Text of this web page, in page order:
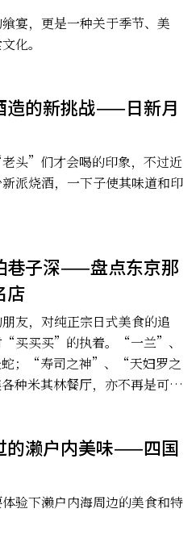
宴，更是一种关于季节、美
化。
造的新挑战——日新月
头”们才会喝的印象，不过近
派烧酒，一下子使其味道和印
巷子深——盘点东京那
店
友，对纯正宗日式美食的追
“买买买”的执着。“一兰”、
蛇；“寿司之神”、“天妇罗之
种米其林餐厅，亦不再是可望
的濑户内美味——四国
验下濑户内海周边的美食和特